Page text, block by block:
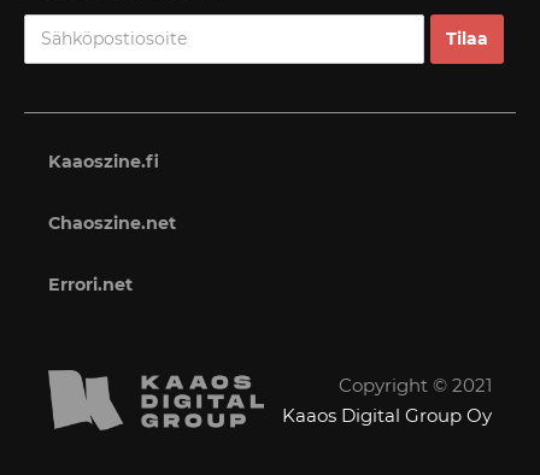
Kaaoszine.fi
Chaoszine.net
Errori.net
Copyright © 2021
Kaaos Digital Group Oy